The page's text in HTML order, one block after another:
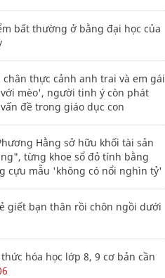
bất thường ở bằng đại học của
chân thực cảnh anh trai và em gái
mèo', người tinh ý còn phát
đề trong giáo dục con
Hằng sở hữu khối tài sản
từng khoe sổ đỏ tính bằng
cựu mẫu 'không có nổi nghìn tỷ'
giết bạn thân rồi chôn ngồi dưới
thức hóa học lớp 8, 9 cơ bản cần